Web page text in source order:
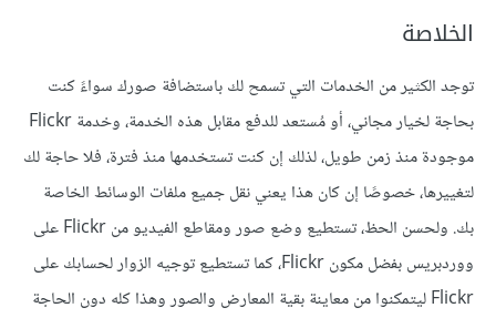
الخلاصة
توجد الكثير من الخدمات التي تسمح لك باستضافة صورك سواءً كنت
بحاجة لخيار مجاني، أو مُستعد للدفع مقابل هذه الخدمة، وخدمة Flickr
موجودة منذ زمن طويل، لذلك إن كنت تستخدمها منذ فترة، فلا حاجة لك
لتغييرها، خصوصًا إن كان هذا يعني نقل جميع ملفات الوسائط الخاصة
بك. ولحسن الحظ، تستطيع وضع صور ومقاطع الفيديو من Flickr على
ووردبريس بفضل مكون Flickr، كما تستطيع توجيه الزوار لحسابك على
Flickr ليتمكنوا من معاينة بقية المعارض والصور وهذا كله دون الحاجة